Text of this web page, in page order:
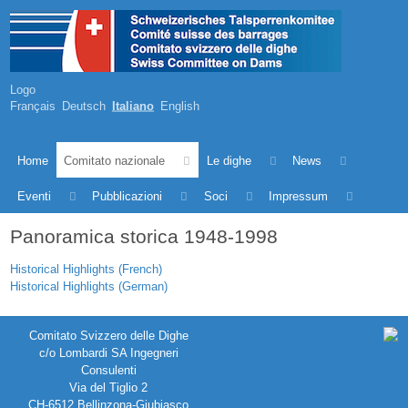
Logo
Français Deutsch Italiano English
Home Comitato nazionale Le dighe News
Eventi Pubblicazioni Soci Impressum
Panoramica storica 1948-1998
Historical Highlights (French)
Historical Highlights (German)
Comitato Svizzero delle Dighe
c/o Lombardi SA Ingegneri
Consulenti
Via del Tiglio 2
CH-6512 Bellinzona-Giubiasco